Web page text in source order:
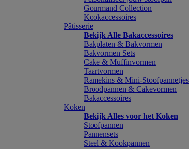
Gourmand Collection
Kookaccessoires
Pâtisserie
Bekijk Alle Bakaccessoires
Bakplaten & Bakvormen
Bakvormen Sets
Cake & Muffinvormen
Taartvormen
Ramekins & Mini-Stoofpannetjes
Broodpannen & Cakevormen
Bakaccessoires
Koken
Bekijk Alles voor het Koken
Stoofpannen
Pannensets
Steel & Kookpannen